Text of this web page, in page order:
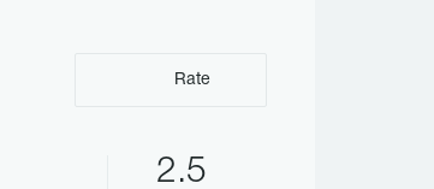
Rate
2.5